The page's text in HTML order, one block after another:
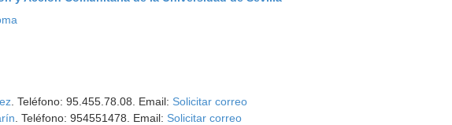
. Teléfono: 95.455.78.08. Email: Solicitar correo
. Teléfono: 954551478. Email: Solicitar correo